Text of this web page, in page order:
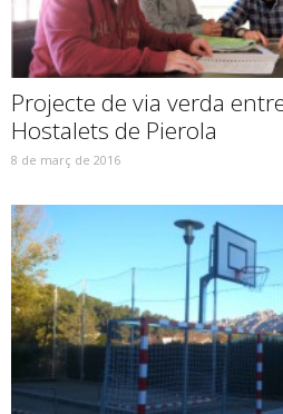
Projecte de via verda
Hostalets de Pierola
8 de març de 2016